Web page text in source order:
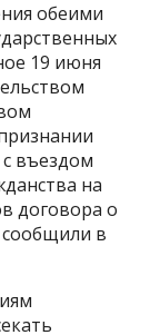
обеими
19 июня
въездом
на
договора о
сообщили в